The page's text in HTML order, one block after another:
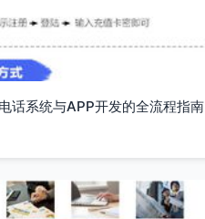
话系统与APP开发的全流程指南